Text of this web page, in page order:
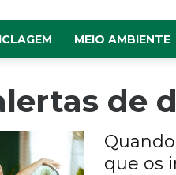
MEIO AMBIENTE
de
que os